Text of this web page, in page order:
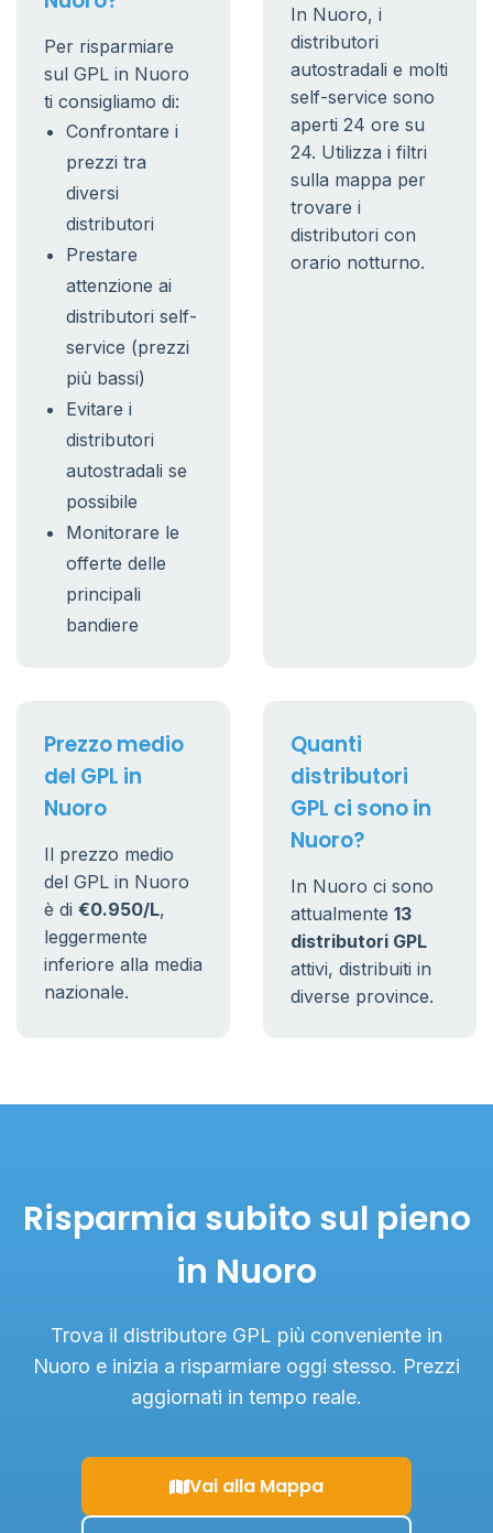
Per risparmiare
sul GPL in Nuoro
ti consigliamo di:
Confrontare i
prezzi tra
diversi
distributori
Prestare
attenzione ai
distributori self-
service (prezzi
più bassi)
Evitare i
distributori
autostradali se
possibile
Monitorare le
offerte delle
principali
bandiere
In Nuoro, i
distributori
autostradali e molti
self-service sono
aperti 24 ore su
24. Utilizza i filtri
sulla mappa per
trovare i
distributori con
orario notturno.
Prezzo medio
del GPL in
Nuoro
Il prezzo medio
del GPL in Nuoro
è di €0.950/L,
leggermente
inferiore alla media
nazionale.
Quanti
distributori
GPL ci sono in
Nuoro?
In Nuoro ci sono
attualmente 13
distributori GPL
attivi, distribuiti in
diverse province.
Risparmia subito sul pieno
in Nuoro
Trova il distributore GPL più conveniente in
Nuoro e inizia a risparmiare oggi stesso. Prezzi
aggiornati in tempo reale.
Vai alla Mappa